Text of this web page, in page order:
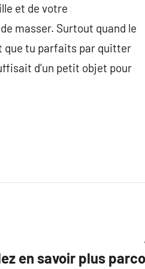
et de votre
masser. Surtout quand le
que tu parfaits par quitter
d’un petit objet pour
en savoir plus